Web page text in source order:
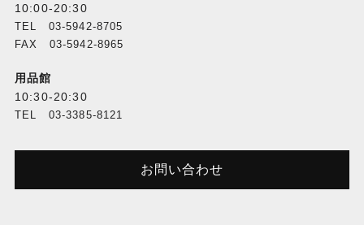
10:00-20:30
TEL 03-5942-8705
FAX 03-5942-8965
用品館
10:30-20:30
TEL 03-3385-8121
お問い合わせ